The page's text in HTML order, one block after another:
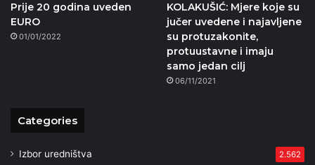
Prije 20 godina uveden
EURO
01/01/2022
KOLAKUŠIĆ: Mjere koje su
jučer uvedene i najavljene
su protuzakonite,
protuustavne i imaju
samo jedan cilj
06/11/2021
Categories
Izbor uredništva 2.562